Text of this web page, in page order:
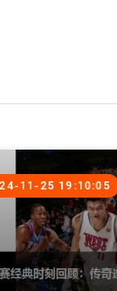
11-25 19:10:05